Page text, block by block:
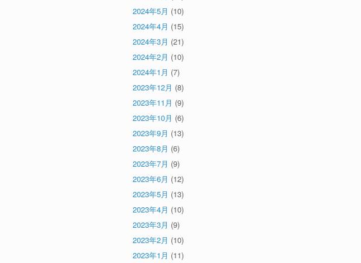
2024年5月 (10)
2024年4月 (15)
2024年3月 (21)
2024年2月 (10)
2024年1月 (7)
2023年12月 (8)
2023年11月 (9)
2023年10月 (6)
2023年9月 (13)
2023年8月 (6)
2023年7月 (9)
2023年6月 (12)
2023年5月 (13)
2023年4月 (10)
2023年3月 (9)
2023年2月 (10)
2023年1月 (11)